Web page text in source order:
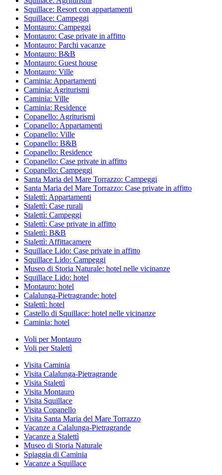
Squillace: Resort con appartamenti
Squillace: Campeggi
Montauro: Campeggi
Montauro: Case private in affitto
Montauro: Parchi vacanze
Montauro: B&B
Montauro: Guest house
Montauro: Ville
Caminia: Appartamenti
Caminia: Agriturismi
Caminia: Ville
Caminia: Residence
Copanello: Agriturismi
Copanello: Appartamenti
Copanello: Ville
Copanello: B&B
Copanello: Residence
Copanello: Case private in affitto
Copanello: Campeggi
Santa Maria del Mare Torrazzo: Campeggi
Santa Maria del Mare Torrazzo: Case private in affitto
Stalettì: Appartamenti
Stalettì: Case rurali
Stalettì: Campeggi
Stalettì: Case private in affitto
Stalettì: B&B
Stalettì: Affittacamere
Squillace Lido: Case private in affitto
Squillace Lido: Campeggi
Museo di Storia Naturale: hotel nelle vicinanze
Squillace Lido: hotel
Montauro: hotel
Calalunga-Pietragrande: hotel
Stalettì: hotel
Castello di Squillace: hotel nelle vicinanze
Caminia: hotel
Voli per Montauro
Voli per Stalettì
Visita Caminia
Visita Calalunga-Pietragrande
Visita Stalettì
Visita Montauro
Visita Squillace
Visita Copanello
Visita Santa Maria del Mare Torrazzo
Vacanze a Calalunga-Pietragrande
Vacanze a Stalettì
Museo di Storia Naturale
Spiaggia di Caminia
Vacanze a Squillace